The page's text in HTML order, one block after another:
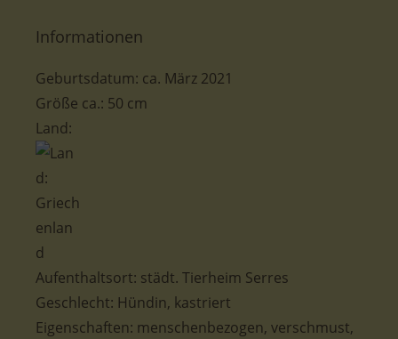
Informationen
Geburtsdatum: ca. März 2021
Größe ca.: 50 cm
Land:
Aufenthaltsort: städt. Tierheim Serres
Geschlecht: Hündin, kastriert
Eigenschaften: menschenbezogen, verschmust,